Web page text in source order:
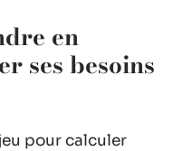
en
ses besoins
pour calculer